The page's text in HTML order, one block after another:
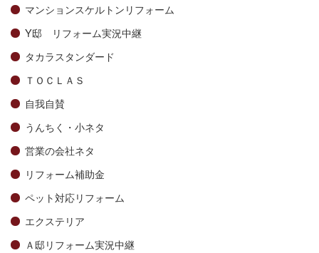
マンションスケルトンリフォーム
Y邸 リフォーム実況中継
タカラスタンダード
ＴＯＣＬＡＳ
自我自賛
うんちく・小ネタ
営業の会社ネタ
リフォーム補助金
ペット対応リフォーム
エクステリア
Ａ邸リフォーム実況中継